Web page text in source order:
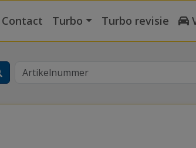
Contact Turbo Turbo revisie